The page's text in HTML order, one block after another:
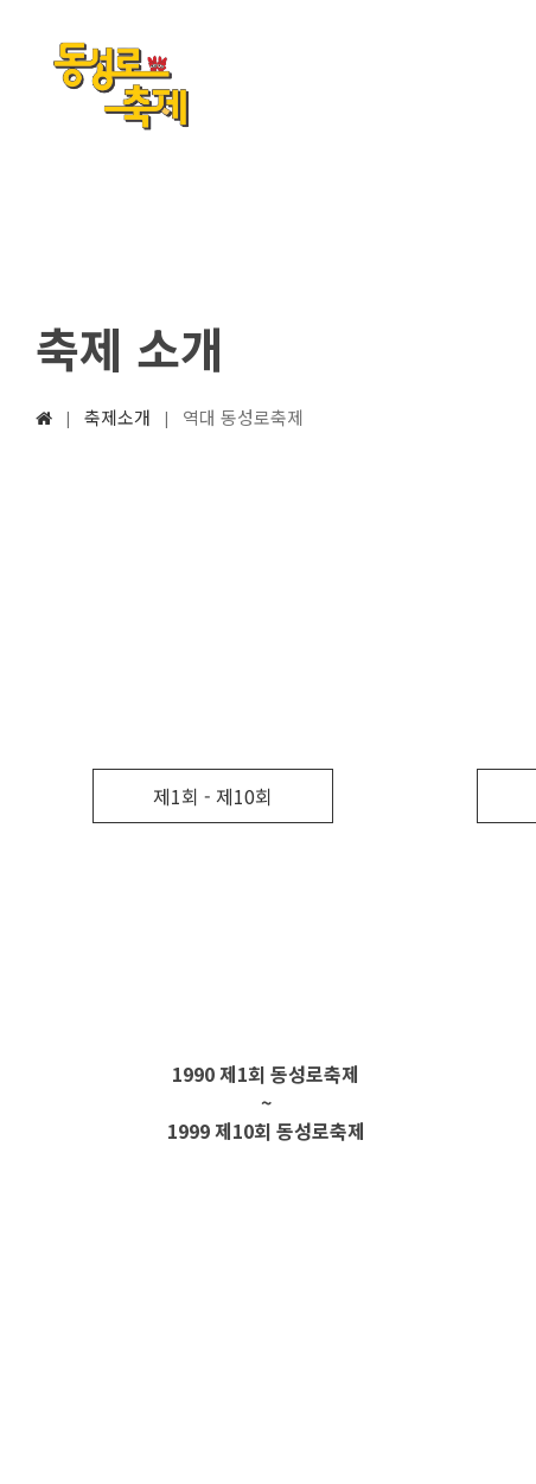
축제 소개
| 축제소개 | 역대 동성로축제
제1회 - 제10회
1990 제1회 동성로축제
~
1999 제10회 동성로축제